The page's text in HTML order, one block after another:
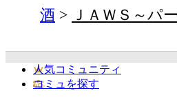
酒
ＪＡＷＳ～パ
人気コミュニティ
コミュを探す